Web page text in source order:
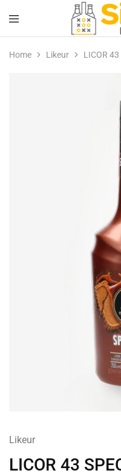
Simonsdrank.nl
Drank,
Bier
&
Home Likeur LICOR 43
Likeur
LICOR 43